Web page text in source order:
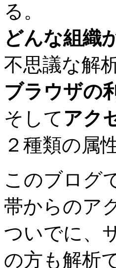
る。
どんな組織
不思議な解
ブラウザの
そして アク
２種類の属
このブログ
帯からのア
ついでに、
の方も解析